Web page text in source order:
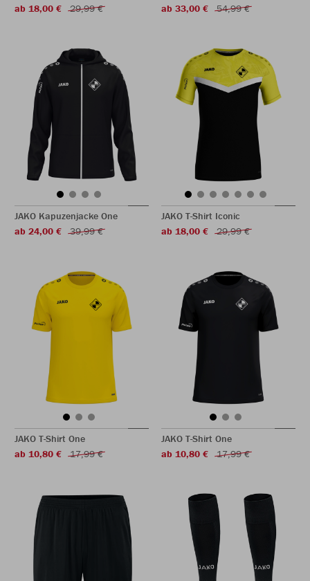
ab 18,00 €
29,99 €
ab 33,00 €
54,99 €
JAKO Kapuzenjacke One
ab 24,00 €
39,99 €
JAKO T-Shirt Iconic
ab 18,00 €
29,99 €
JAKO T-Shirt One
ab 10,80 €
17,99 €
JAKO T-Shirt One
ab 10,80 €
17,99 €